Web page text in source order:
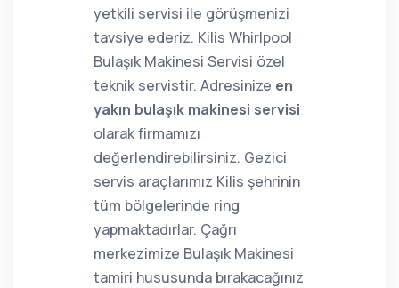
yetkili servisi ile görüşmenizi
tavsiye ederiz. Kilis Whirlpool
Bulaşık Makinesi Servisi özel
teknik servistir. Adresinize en
yakın bulaşık makinesi servisi
olarak firmamızı
değerlendirebilirsiniz. Gezici
servis araçlarımız Kilis şehrinin
tüm bölgelerinde ring
yapmaktadırlar. Çağrı
merkezimize Bulaşık Makinesi
tamiri hususunda bırakacağınız